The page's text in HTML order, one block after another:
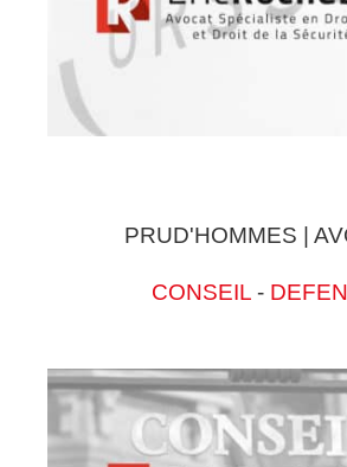
PRUD'HOMMES |
CONSEIL -